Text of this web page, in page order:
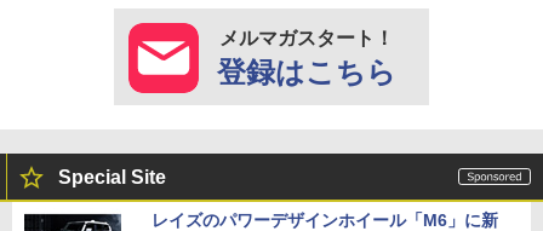
メルマガスタート！
登録はこちら
Special Site
レイズのパワーデザインホイール「M6」に新